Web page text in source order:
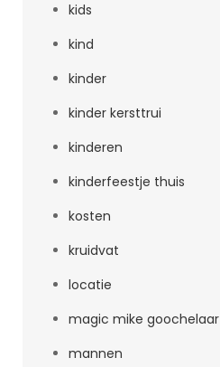
kids
kind
kinder
kinder kersttrui
kinderen
kinderfeestje thuis
kosten
kruidvat
locatie
magic mike goochelaar
mannen